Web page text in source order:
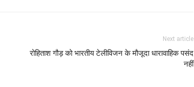
Next article
रोहिताश गौड़ को भारतीय टेलीविजन के मौजूदा धारावाहिक पसंद
नहीं